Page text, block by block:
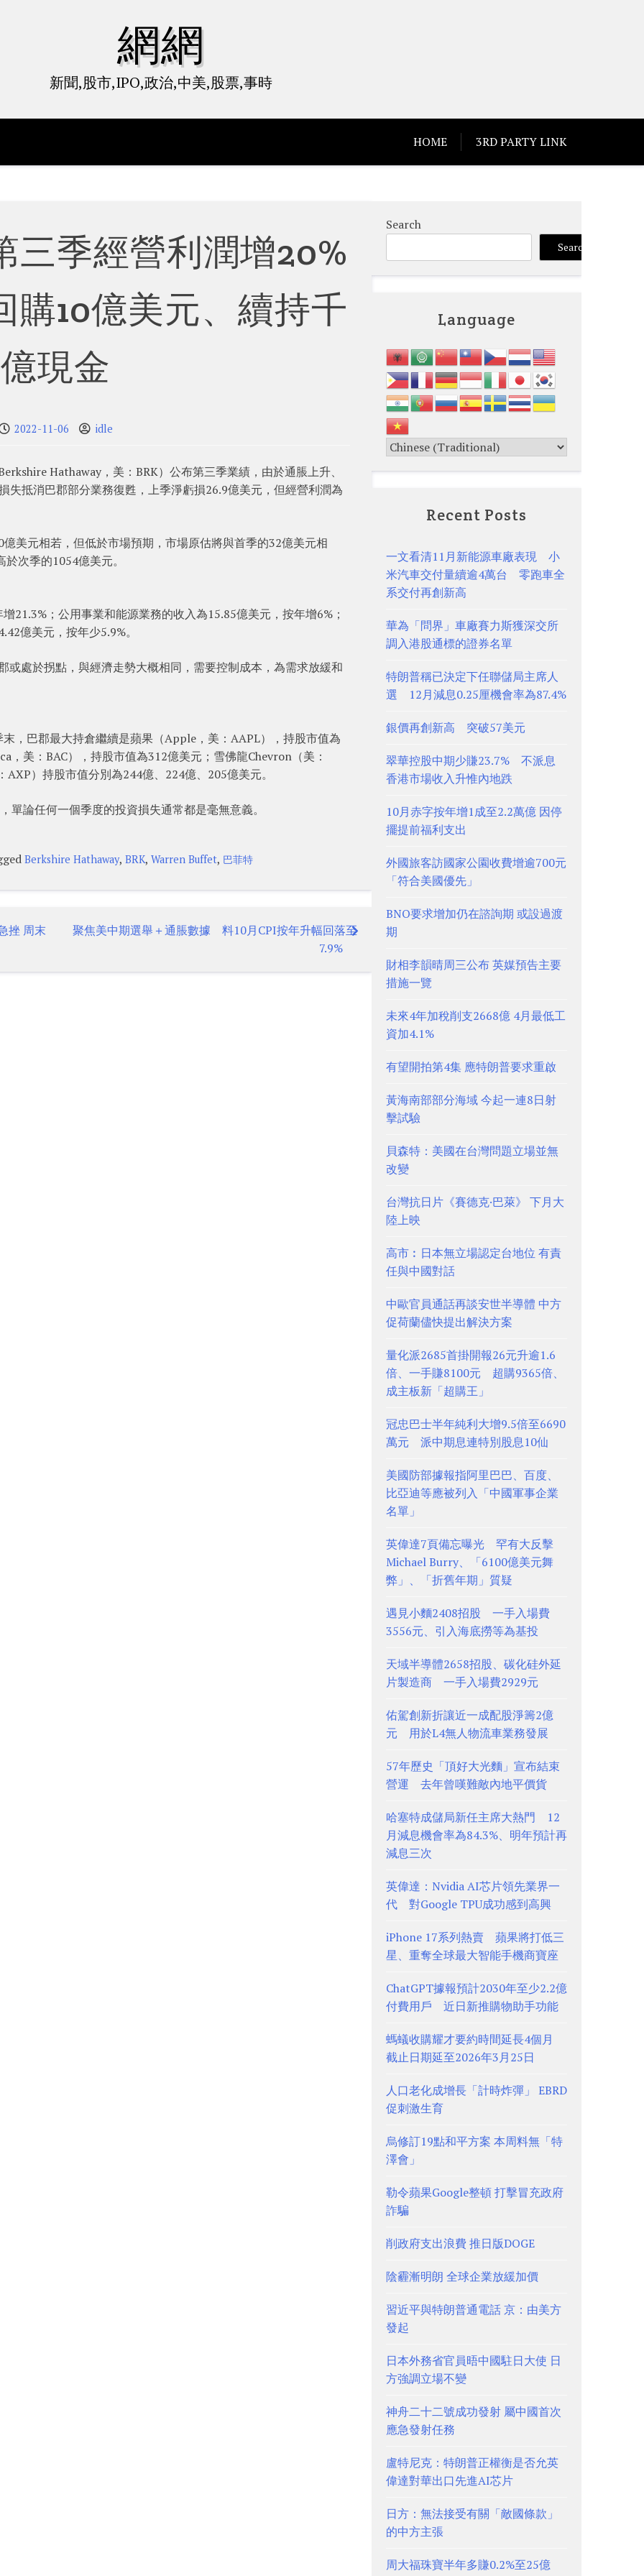
網網
新聞,股市,IPO,政治,中美,股票,事時
HOME 3RD PARTY LINK
三季經營利潤增20%
10億美元、續持千
億現金
2022-11-06 idle
Hathaway，美：BRK）公布第三季業績，由於通脹上升、
失抵消巴郡部分業務復甦，上季淨虧損26.9億美元，但經營利潤為
美元相若，但低於市場預期，市場原估將與首季的32億美元相
次季的1054億美元。
21.3%；公用事業和能源業務的收入為15.85億美元，按年增6%；
億美元，按年少5.9%。
或處於拐點，與經濟走勢大概相同，需要控制成本，為需求放緩和
，巴郡最大持倉繼續是蘋果（Apple，美：AAPL），持股市值為
，美：BAC），持股市值為312億美元；雪佛龍Chevron（美：
）持股市值分別為244億、224億、205億美元。
論任何一個季度的投資損失通常都是毫無意義。
Berkshire Hathaway,BRK,Warren Buffet, 巴菲特
挫 周末
聚焦美中期選舉＋通脹數據 料10月CPI按年升幅回落至
7.9%
Search
Search
Language
Recent Posts
一文看清11月新能源車廠表現 小
米汽車交付量續逾4萬台 零跑車全
系交付再創新高
華為「問界」車廠賽力斯獲深交所
調入港股通標的證券名單
特朗普稱已決定下任聯儲局主席人
選 12月減息0.25厘機會率為87.4%
銀價再創新高 突破57美元
翠華控股中期少賺23.7% 不派息
香港市場收入升惟內地跌
10月赤字按年增1成至2.2萬億 因停
擺提前福利支出
外國旅客訪國家公園收費增逾700元
「符合美國優先」
BNO要求增加仍在諮詢期 或設過渡
期
財相李韻晴周三公布 英媒預告主要
措施一覽
未來4年加稅削支2668億 4月最低工
資加4.1%
有望開拍第4集 應特朗普要求重啟
黃海南部部分海域 今起一連8日射
擊試驗
貝森特：美國在台灣問題立場並無
改變
台灣抗日片《賽德克·巴萊》 下月大
陸上映
高市︰日本無立場認定台地位 有責
任與中國對話
中歐官員通話再談安世半導體 中方
促荷蘭儘快提出解決方案
量化派2685首掛開報26元升逾1.6
倍、一手賺8100元 超購9365倍、
成主板新「超購王」
冠忠巴士半年純利大增9.5倍至6690
萬元 派中期息連特別股息10仙
美國防部據報指阿里巴巴、百度、
比亞迪等應被列入「中國軍事企業
名單」
英偉達7頁備忘曝光 罕有大反擊
Michael Burry、「6100億美元舞
弊」、「折舊年期」質疑
遇見小麵2408招股 一手入場費
3556元、引入海底撈等為基投
天域半導體2658招股、碳化硅外延
片製造商 一手入場費2929元
佑駕創新折讓近一成配股淨籌2億
元 用於L4無人物流車業務發展
57年歷史「頂好大光麵」宣布結束
營運 去年曾嘆難敵內地平價貨
哈塞特成儲局新任主席大熱門 12
月減息機會率為84.3%、明年預計再
減息三次
英偉達：Nvidia AI芯片領先業界一
代 對Google TPU成功感到高興
iPhone 17系列熱賣 蘋果將打低三
星、重奪全球最大智能手機商寶座
ChatGPT據報預計2030年至少2.2億
付費用戶 近日新推購物助手功能
螞蟻收購耀才要約時間延長4個月
截止日期延至2026年3月25日
人口老化成增長「計時炸彈」 EBRD
促刺激生育
烏修訂19點和平方案 本周料無「特
澤會」
勒令蘋果Google整頓 打擊冒充政府
詐騙
削政府支出浪費 推日版DOGE
陰霾漸明朗 全球企業放緩加價
習近平與特朗普通電話 京：由美方
發起
日本外務省官員晤中國駐日大使 日
方強調立場不變
神舟二十二號成功發射 屬中國首次
應急發射任務
盧特尼克：特朗普正權衡是否允英
偉達對華出口先進AI芯片
日方：無法接受有關「敵國條款」
的中方主張
周大福珠寶半年多賺0.2%至25億